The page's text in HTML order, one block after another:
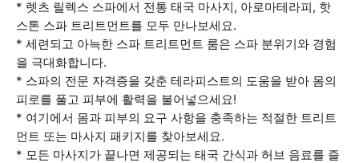
* 렛츠 릴렉스 스파에서 전통 태국 마사지, 아로마테라피, 핫
스톤 스파 트리트먼트를 모두 만나보세요.
* 세련되고 아늑한 스파 트리트먼트 룸은 스파 분위기와 경험
을 극대화합니다.
* 스파의 전문 자격증을 갖춘 테라피스트의 도움을 받아 몸의
피로를 풀고 피부에 활력을 불어넣으세요!
* 여기에서 몸과 피부의 요구 사항을 충족하는 적절한 트리트
먼트 또는 마사지 패키지를 찾아보세요.
* 모든 마사지가 끝나면 제공되는 태국 간식과 허브 음료를 즐